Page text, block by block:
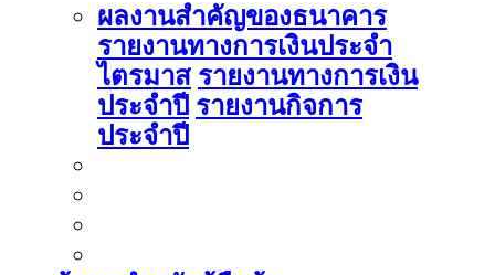
ผลงานสำคัญของธนาคาร
รายงานทางการเงินประจำ
ไตรมาส รายงานทางการเงิน
ประจำปี รายงานกิจการ
ประจำปี